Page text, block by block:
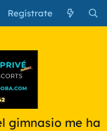
Regístrate
gimnasio me ha